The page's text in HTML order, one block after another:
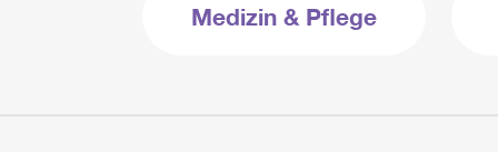
Medizin & Pflege